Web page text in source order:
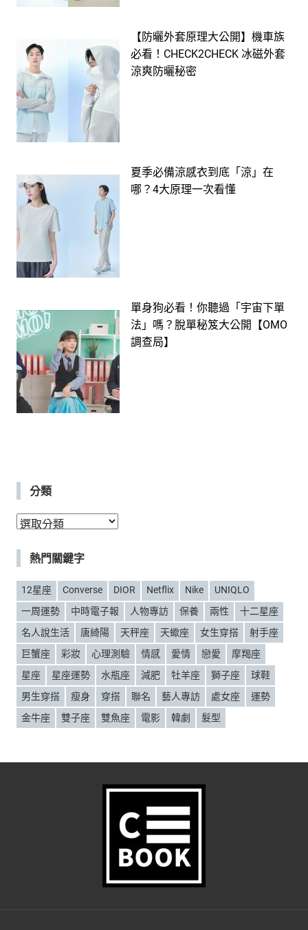
【防曬外套原理大公開】機車族
必看！CHECK2CHECK 冰磁外套
涼爽防曬秘密
夏季必備涼感衣到底「涼」在
哪？4大原理一次看懂
單身狗必看！你聽過「宇宙下單
法」嗎？脫單秘笈大公開【OMO
調查局】
分類
分
熱門關鍵字
12星座 Converse DIOR Netflix Nike
UNIQLO
一周運勢
中時電子報 人物專訪 保養 兩性
十二星座
名人說生活
唐綺陽 天秤座 天蠍座 女生穿搭
射手座
巨蟹座
彩妝 心理測驗 情感 愛情 戀愛
摩羯座
星座
星座運勢 水瓶座 減肥 牡羊座 獅子座
球鞋
男生穿搭
瘦身 穿搭 聯名 藝人專訪 處女座
運勢
金牛座
雙子座 雙魚座 電影 韓劇 髮型